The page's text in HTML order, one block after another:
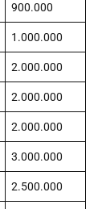
900.000
1.000.000
2.000.000
2.000.000
2.000.000
3.000.000
2.500.000